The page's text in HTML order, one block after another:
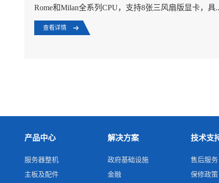
Rome和Milan全系列CPU，支持8张三风扇版显卡，具
查看详情
产品中心
服务器整机
主板及配件
解决方案
政府基础设施
金融
技术支
售后服务
保修政策